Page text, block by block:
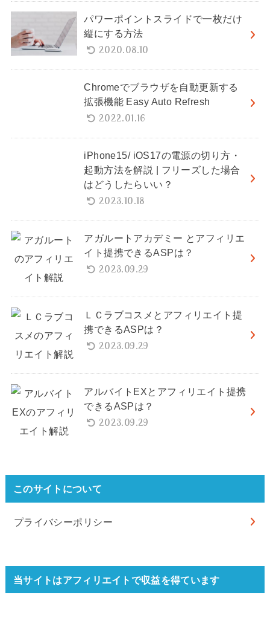
パワーポイントスライドで一枚だけ
縦にする方法
2020.08.10
Chromeでブラウザを自動更新する
拡張機能 Easy Auto Refresh
2022.01.16
iPhone15/ iOS17の電源の切り方・
起動方法を解説 | フリーズした場合
はどうしたらいい？
2023.10.18
アガルートアカデミー とアフィリエ
イト提携できるASPは？
2023.09.29
ＬＣラブコスメとアフィリエイト提
携できるASPは？
2023.09.29
アルバイトEXとアフィリエイト提携
できるASPは？
2023.09.29
このサイトについて
プライバシーポリシー
当サイトはアフィリエイトで収益を得ています